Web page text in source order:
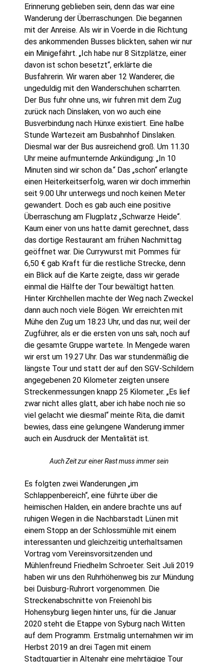
Erinnerung geblieben sein, denn das war eine
Wanderung der Überraschungen. Die begannen
mit der Anreise. Als wir in Voerde in die Richtung
des ankommenden Busses blickten, sahen wir nur
ein Minigefährt. „Ich habe nur 8 Sitzplätze, einer
davon ist schon besetzt“, erklärte die
Busfahrerin. Wir waren aber 12 Wanderer, die
ungeduldig mit den Wanderschuhen scharrten.
Der Bus fuhr ohne uns, wir fuhren mit dem Zug
zurück nach Dinslaken, von wo auch eine
Busverbindung nach Hünxe existiert. Eine halbe
Stunde Wartezeit am Busbahnhof Dinslaken.
Diesmal war der Bus ausreichend groß. Um 11.30
Uhr meine aufmunternde Ankündigung: „In 10
Minuten sind wir schon da.“ Das „schon“ erlangte
einen Heiterkeitserfolg, waren wir doch immerhin
seit 9.00 Uhr unterwegs und noch keinen Meter
gewandert. Doch es gab auch eine positive
Überraschung am Flugplatz „Schwarze Heide“.
Kaum einer von uns hatte damit gerechnet, dass
das dortige Restaurant am frühen Nachmittag
geöffnet war. Die Currywurst mit Pommes für
6,50 € gab Kraft für die restliche Strecke, denn
ein Blick auf die Karte zeigte, dass wir gerade
einmal die Hälfte der Tour bewältigt hatten.
Hinter Kirchhellen machte der Weg nach Zweckel
dann auch noch viele Bögen. Wir erreichten mit
Mühe den Zug um 18.23 Uhr, und das nur, weil der
Zugführer, als er die ersten von uns sah, noch auf
die gesamte Gruppe wartete. In Mengede waren
wir erst um 19.27 Uhr. Das war stundenmäßig die
längste Tour und statt der auf den SGV-Schildern
angegebenen 20 Kilometer zeigten unsere
Streckenmessungen knapp 25 Kilometer. „Es lief
zwar nicht alles glatt, aber ich habe noch nie so
viel gelacht wie diesmal“ meinte Rita, die damit
bewies, dass eine gelungene Wanderung immer
auch ein Ausdruck der Mentalität ist.
Auch Zeit zur einer Rast muss immer sein
Es folgten zwei Wanderungen „im
Schlappenbereich“, eine führte über die
heimischen Halden, ein andere brachte uns auf
ruhigen Wegen in die Nachbarstadt Lünen mit
einem Stopp an der Schlossmühle mit einem
interessanten und gleichzeitig unterhaltsamen
Vortrag vom Vereinsvorsitzenden und
Mühlenfreund Friedhelm Schroeter. Seit Juli 2019
haben wir uns den Ruhrhöhenweg bis zur Mündung
bei Duisburg-Ruhrort vorgenommen. Die
Streckenabschnitte von Freienohl bis
Hohensyburg liegen hinter uns, für die Januar
2020 steht die Etappe von Syburg nach Witten
auf dem Programm. Erstmalig unternahmen wir im
Herbst 2019 an drei Tagen mit einem
Stadtquartier in Altenahr eine mehrtägige Tour